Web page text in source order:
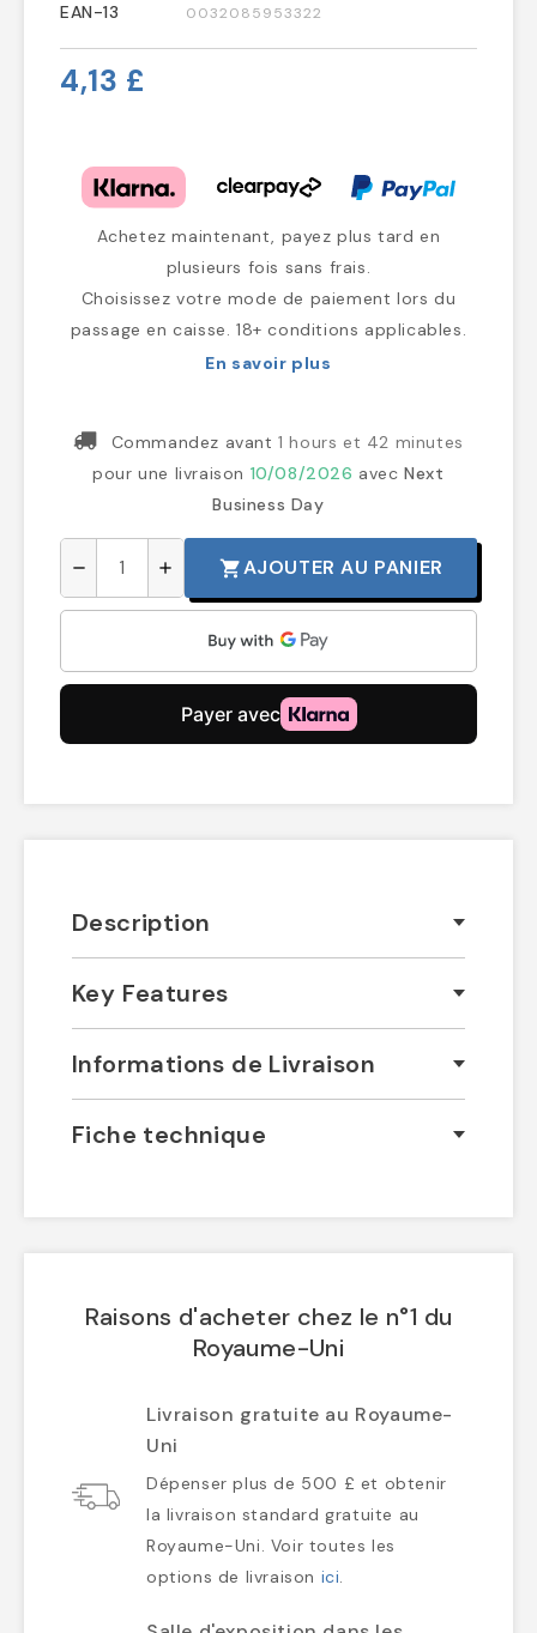
EAN-13 0032085953322
4,13 £
Achetez maintenant, payez plus tard en
plusieurs fois sans frais.
Choisissez votre mode de paiement lors du
passage en caisse. 18+ conditions applicables.
En savoir plus
Commandez avant1 hours et 42 minutes
pour une livraison 10/08/2026 avecNext
Business Day
remove add shopping_cartAJOUTER AU PANIER
Description
Key Features
Informations de Livraison
Fiche technique
Raisons d'acheter chez le n°1 du
Royaume-Uni
Livraison gratuite au Royaume-
Uni
Dépenser plus de 500 £ et obtenir
la livraison standard gratuite au
Royaume-Uni. Voir toutes les
options de livraison ici.